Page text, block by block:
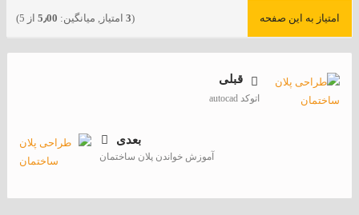
امتیاز به این صفحه (
3 امتیاز, میانگین: 5٫00 از 5)
قبلی
اتوکد autocad
بعدی
آموزش خواندن پلان ساختمان